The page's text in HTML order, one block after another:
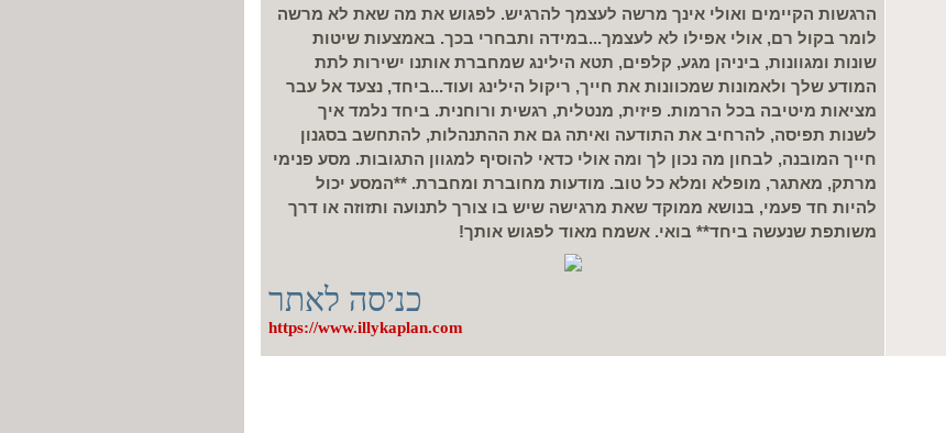
הרגשות הקיימים ואולי אינך מרשה לעצמך להרגיש. לפגוש את מה שאת לא מרשה
לומר בקול רם, אולי אפילו לא לעצמך...במידה ותבחרי בכך. באמצעות שיטות
שונות ומגוונות, ביניהן מגע, קלפים, תטא הילינג שמחברת אותנו ישירות לתת
המודע שלך ולאמונות שמכוונות את חייך, ריקול הילינג ועוד...ביחד, נצעד אל עבר
מציאות מיטיבה בכל הרמות. פיזית, מנטלית, רגשית ורוחנית. ביחד נלמד איך
לשנות תפיסה, להרחיב את התודעה ואיתה גם את ההתנהלות, להתחשב בסגנון
חייך המובנה, לבחון מה נכון לך ומה אולי כדאי להוסיף למגוון התגובות. מסע פנימי
מרתק, מאתגר, מופלא ומלא כל טוב. מודעות מחוברת ומחברת. **המסע יכול
להיות חד פעמי, בנושא ממוקד שאת מרגישה שיש בו צורך לתנועה ותזוזה או דרך
משותפת שנעשה ביחד** בואי. אשמח מאוד לפגוש אותך!
כניסה לאתר
https://www.illykaplan.com